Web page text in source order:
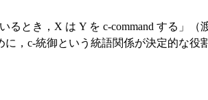
とき，X は Y を c-command する」（
，c-統御という統語関係が決定的な役